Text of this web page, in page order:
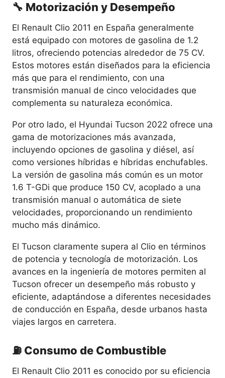
🔧 Motorización y Desempeño
El Renault Clio 2011 en España generalmente
está equipado con motores de gasolina de 1.2
litros, ofreciendo potencias alrededor de 75 CV.
Estos motores están diseñados para la eficiencia
más que para el rendimiento, con una
transmisión manual de cinco velocidades que
complementa su naturaleza económica.
Por otro lado, el Hyundai Tucson 2022 ofrece una
gama de motorizaciones más avanzada,
incluyendo opciones de gasolina y diésel, así
como versiones híbridas e híbridas enchufables.
La versión de gasolina más común es un motor
1.6 T-GDi que produce 150 CV, acoplado a una
transmisión manual o automática de siete
velocidades, proporcionando un rendimiento
mucho más dinámico.
El Tucson claramente supera al Clio en términos
de potencia y tecnología de motorización. Los
avances en la ingeniería de motores permiten al
Tucson ofrecer un desempeño más robusto y
eficiente, adaptándose a diferentes necesidades
de conducción en España, desde urbanos hasta
viajes largos en carretera.
⛽ Consumo de Combustible
El Renault Clio 2011 es conocido por su eficiencia